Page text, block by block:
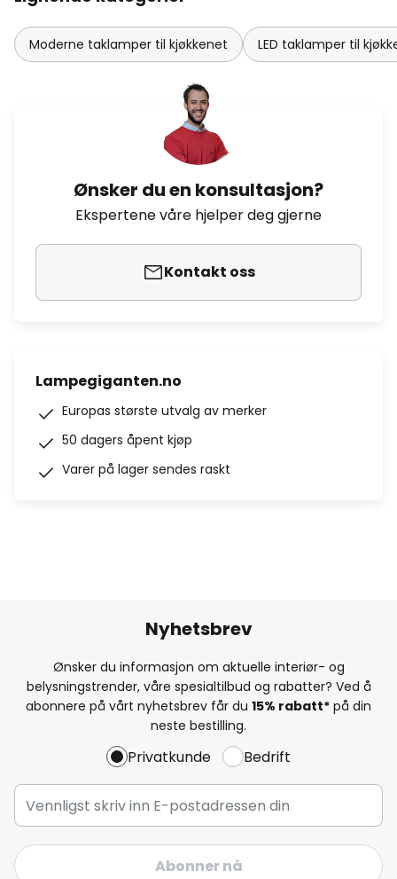
Moderne taklamper til kjøkkenet LED taklamper til
Ønsker du en konsultasjon?
Ekspertene våre hjelper deg gjerne
Kontakt oss
Lampegiganten.no
Europas største utvalg av merker
50 dagers åpent kjøp
Varer på lager sendes raskt
Nyhetsbrev
Ønsker du informasjon om aktuelle interiør- og
belysningstrender, våre spesialtilbud og rabatter? Ved å
abonnere på vårt nyhetsbrev får du 15% rabatt* på din
neste bestilling.
Privatkunde Bedrift
Abonner nå